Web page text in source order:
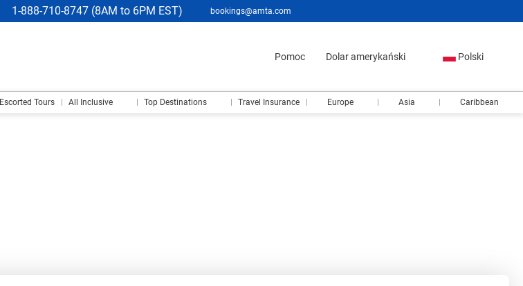
1-888-710-8747 (8AM to 6PM EST) bookings@amta.com
Pomoc Dolar amerykański Polski
Escorted Tours All Inclusive Top Destinations Travel Insurance Europe Asia Caribbean